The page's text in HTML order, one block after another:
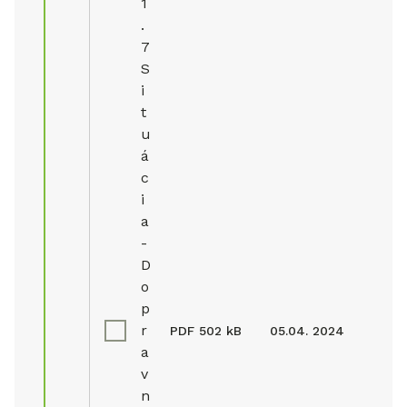
.
7
S
i
t
u
á
c
i
a
-
D
o
p
r
a
v
n
PDF 502 kB 05.04. 2024